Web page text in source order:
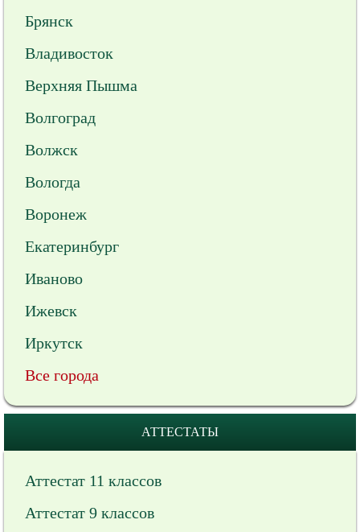
Брянск
Владивосток
Верхняя Пышма
Волгоград
Волжск
Вологда
Воронеж
Екатеринбург
Иваново
Ижевск
Иркутск
Все города
АТТЕСТАТЫ
Аттестат 11 классов
Аттестат 9 классов